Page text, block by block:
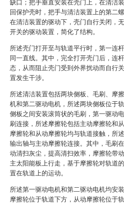
缺口；把手垂直安装在壳门上，在清洁
回保护壳时，把手与清洁装置上的第二
在清洁装置的驱动下，壳门自行关闭，
开关的驱动装置，简化了结构。
所述壳门打开至与轨道平行时，第一连
同一直线。其中，完全打开壳门后，连
态，从而阻止壳门受到外界扰动而自行
置发生干涉。
所述清洁装置包括两块侧板、毛刷、摩
机和第二驱动电机，所述两块侧板位于
侧板之间安装滚筒状的毛刷，第一驱动
刷连接，所述摩擦轮包括主动摩擦轮和
摩擦轮和从动摩擦轮均与轨道接触，所
输出轴与主动摩擦轮连接。其中，毛刷
动清扫灰尘，提高清扫效率，摩擦轮带
主太阳能板上行走，基于摩擦轮对轨道
置在轨道上的运动。
所述第一驱动电机和第二驱动电机均安
摩擦轮位于轨道下方，从动摩擦轮位于